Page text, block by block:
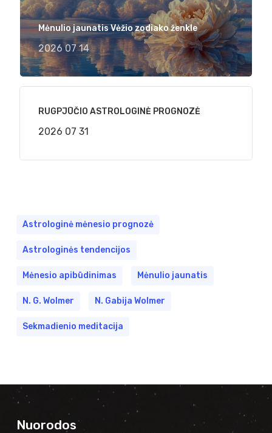
Mėnulio jaunatis Vėžio zodiako ženkle
2026 07 14
RUGPJŪČIO ASTROLOGINĖ PROGNOZĖ
2026 07 31
Astrologinė mėnesio prognozė
Astrologinės tendencijos
Mėnesio apibūdinimas Mėnulio jaunatis
N. G. Wolmer N. Gabija Wolmer
Sekmadienio meditacija
Nuorodos